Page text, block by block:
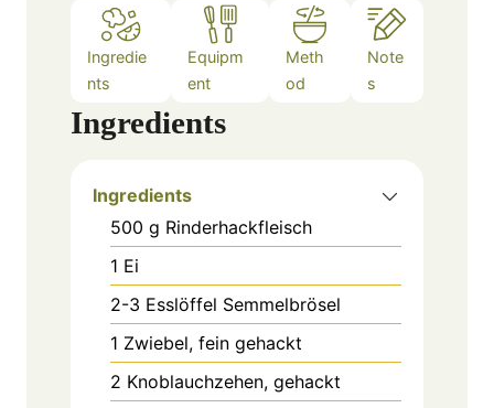
Ingredie
nts
Equipm
ent
Meth
od
Note
s
Ingredients
Ingredients
500 g Rinderhackfleisch
1 Ei
2-3 Esslöffel Semmelbrösel
1 Zwiebel, fein gehackt
2 Knoblauchzehen, gehackt